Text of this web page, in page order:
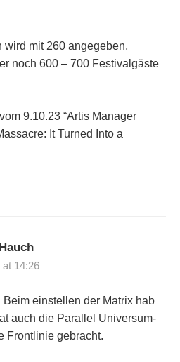
wird mit 260 angegeben,
noch 600 – 700 Festivalgäste
9.10.23 “Artis Manager
It Turned Into a
at 14:26
einstellen der Matrix hab
auch die Parallel Universum-
Frontlinie gebracht.